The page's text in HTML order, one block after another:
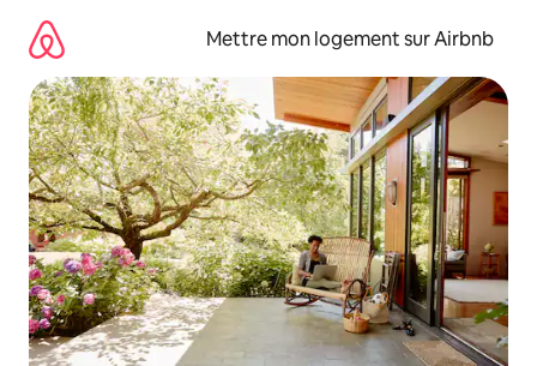
directement
contenu
Mettre mon logement sur Airbnb